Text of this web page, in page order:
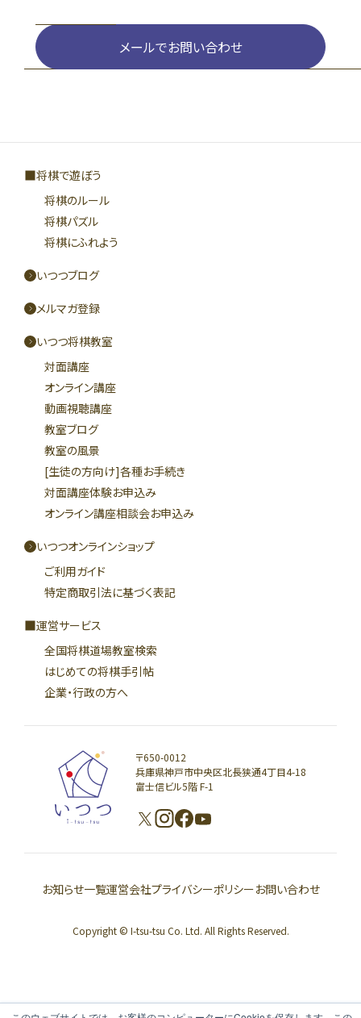
メールでお問い合わせ
〒650-0012
兵庫県神戸市中央区北長狭通4丁目4-18
富士信ビル5階 F-1
将棋で遊ぼう
将棋のルール
将棋パズル
将棋にふれよう
いつつブログ
メルマガ登録
いつつ将棋教室
対面講座
オンライン講座
動画視聴講座
教室ブログ
教室の風景
[生徒の方向け]各種お手続き
対面講座体験お申込み
オンライン講座相談会お申込み
いつつオンラインショップ
ご利用ガイド
特定商取引法に基づく表記
運営サービス
全国将棋道場教室検索
はじめての将棋手引帖
企業・行政の方へ
お知らせ一覧運営会社プライバシーポリシーお問い合わせ
Copyright © I-tsu-tsu Co. Ltd. All Rights Reserved.